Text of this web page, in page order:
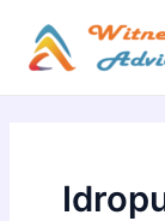
contenuto